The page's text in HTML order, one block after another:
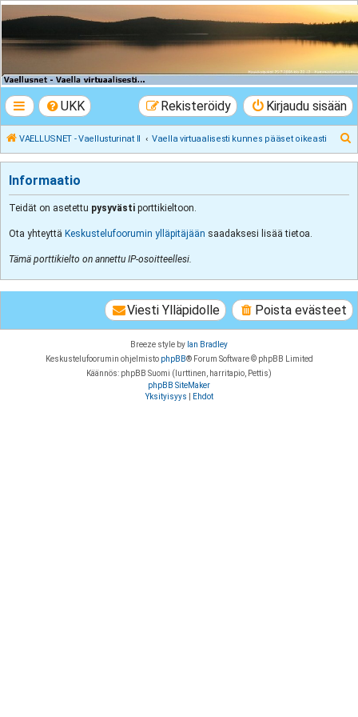
VAELLUSNET -
Vaellusturinat II
UKK Kirjaudu sisään
Rekisteröidy
VAELLUSNET - Vaellusturinat II Vaella virtuaalisesti kunnes pääset oikeasti
Informaatio
Teidät on asetettu pysyvästi porttikieltoon.
Ota yhteyttä Keskustelufoorumin ylläpitäjään saadaksesi lisää tietoa.
Tämä porttikielto on annettu IP-osoitteellesi.
Poista evästeet
Viesti Ylläpidolle
Breeze style by Ian Bradley
Keskustelufoorumin ohjelmisto phpBB® Forum Software © phpBB Limited
Käännös: phpBB Suomi (lurttinen, harritapio, Pettis)
phpBB SiteMaker
Yksityisyys
Ehdot